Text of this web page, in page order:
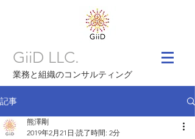
GiiD LLC.
業務と組織のコンサルティング
記事
熊澤剛
2019年2月21日 読了時間: 2分